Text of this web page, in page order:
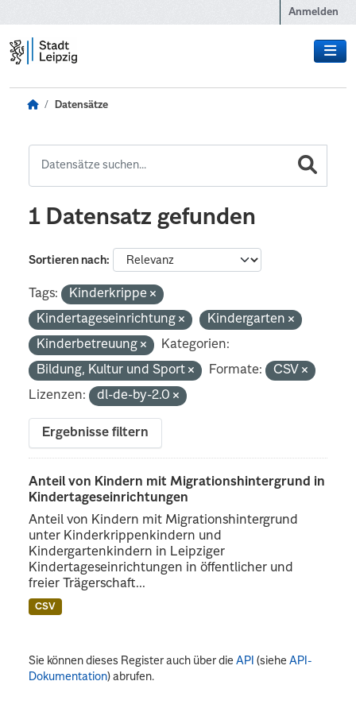
Anmelden
Datensätze
1 Datensatz gefunden
Sortieren nach
Tags:
Kinderkrippe
Kindertageseinrichtung
Kindergarten
Kinderbetreuung
Kategorien:
Bildung, Kultur und Sport
Formate:
CSV
Lizenzen:
dl-de-by-2.0
Ergebnisse filtern
Anteil von Kindern mit Migrationshintergrund in
Kindertageseinrichtungen
Anteil von Kindern mit Migrationshintergrund
unter Kinderkrippenkindern und
Kindergartenkindern in Leipziger
Kindertageseinrichtungen in öffentlicher und
freier Trägerschaft...
CSV
Sie können dieses Register auch über dieAPI (sieheAPI-
Dokumentation) abrufen.